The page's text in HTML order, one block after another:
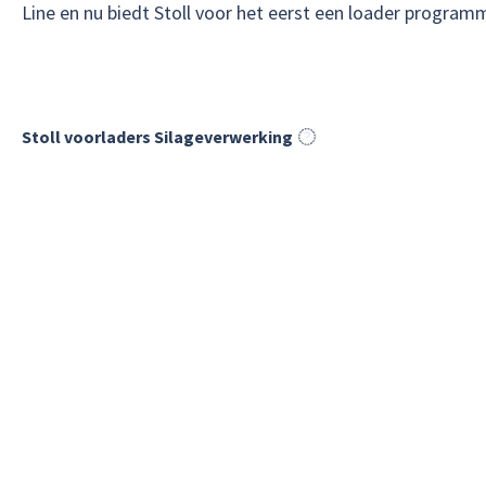
Line en nu biedt Stoll voor het eerst een loader
Stoll voorladers Silageverwerking